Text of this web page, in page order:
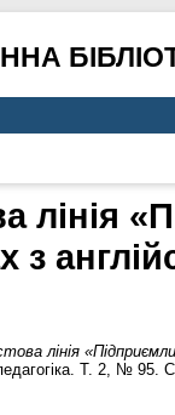
лінія
з
лінія
педагогіка. Т. 2, №